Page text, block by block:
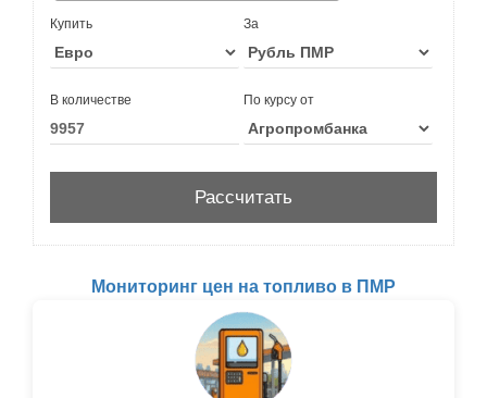
Купить За
В количестве По курсу от
Мониторинг цен на топливо в ПМР